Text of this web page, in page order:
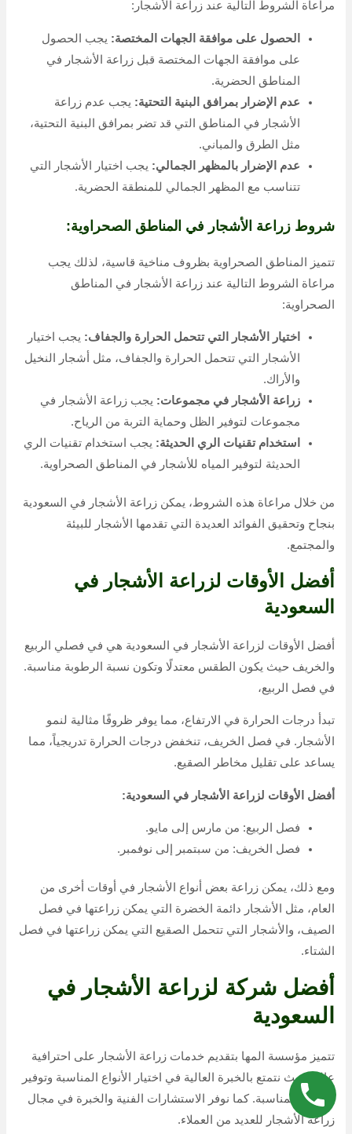
مراعاة الشروط التالية عند زراعة الأشجار:
الحصول على موافقة الجهات المختصة: يجب الحصول
على موافقة الجهات المختصة قبل زراعة الأشجار في
المناطق الحضرية.
عدم الإضرار بمرافق البنية التحتية: يجب عدم زراعة
الأشجار في المناطق التي قد تضر بمرافق البنية التحتية،
مثل الطرق والمباني.
عدم الإضرار بالمظهر الجمالي: يجب اختيار الأشجار التي
تتناسب مع المظهر الجمالي للمنطقة الحضرية.
شروط زراعة الأشجار في المناطق الصحراوية:
تتميز المناطق الصحراوية بظروف مناخية قاسية، لذلك يجب
مراعاة الشروط التالية عند زراعة الأشجار في المناطق
الصحراوية:
اختيار الأشجار التي تتحمل الحرارة والجفاف: يجب اختيار
الأشجار التي تتحمل الحرارة والجفاف، مثل أشجار النخيل
والأراك.
زراعة الأشجار في مجموعات: يجب زراعة الأشجار في
مجموعات لتوفير الظل وحماية التربة من الرياح.
استخدام تقنيات الري الحديثة: يجب استخدام تقنيات الري
الحديثة لتوفير المياه للأشجار في المناطق الصحراوية.
من خلال مراعاة هذه الشروط، يمكن زراعة الأشجار في السعودية
بنجاح وتحقيق الفوائد العديدة التي تقدمها الأشجار للبيئة
والمجتمع.
أفضل الأوقات لزراعة الأشجار في
السعودية
أفضل الأوقات لزراعة الأشجار في السعودية هي في فصلي الربيع
والخريف حيث يكون الطقس معتدلًا وتكون نسبة الرطوبة مناسبة.
في فصل الربيع،
تبدأ درجات الحرارة في الارتفاع، مما يوفر ظروفًا مثالية لنمو
الأشجار. في فصل الخريف، تنخفض درجات الحرارة تدريجياً، مما
يساعد على تقليل مخاطر الصقيع.
أفضل الأوقات لزراعة الأشجار في السعودية:
فصل الربيع: من مارس إلى مايو.
فصل الخريف: من سبتمبر إلى نوفمبر.
ومع ذلك، يمكن زراعة بعض أنواع الأشجار في أوقات أخرى من
العام، مثل الأشجار دائمة الخضرة التي يمكن زراعتها في فصل
الصيف، والأشجار التي تتحمل الصقيع التي يمكن زراعتها في فصل
الشتاء.
أفضل شركة لزراعة الأشجار في
السعودية
تتميز مؤسسة المها بتقديم خدمات زراعة الأشجار على احترافية
عالية حيث نتمتع بالخبرة العالية في اختيار الأنواع المناسبة وتوفير
الرعاية المناسبة. كما نوفر الاستشارات الفنية والخبرة في مجال
زراعة الأشجار للعديد من العملاء.